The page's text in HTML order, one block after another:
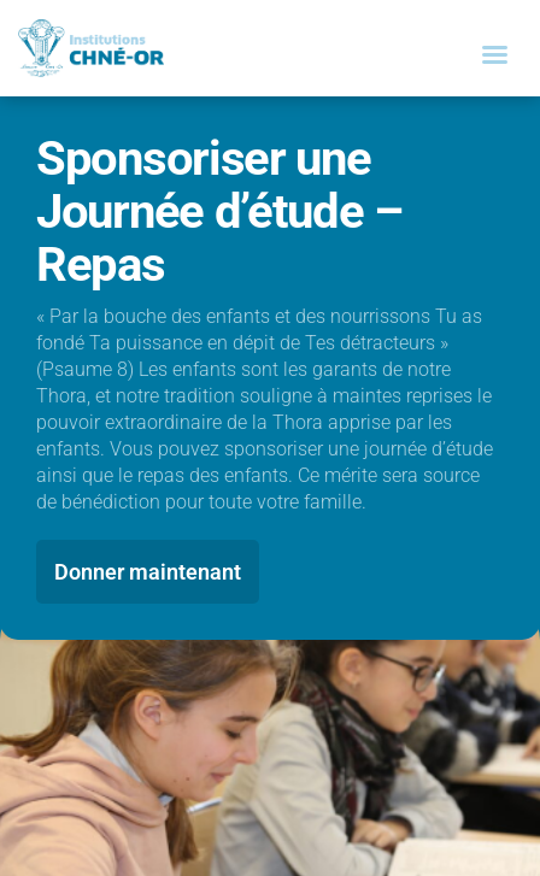
Sponsoriser une
Journée d’étude –
Repas
« Par la bouche des enfants et des nourrissons Tu as
fondé Ta puissance en dépit de Tes détracteurs »
(Psaume 8) Les enfants sont les garants de notre
Thora, et notre tradition souligne à maintes reprises le
pouvoir extraordinaire de la Thora apprise par les
enfants. Vous pouvez sponsoriser une journée d’étude
ainsi que le repas des enfants. Ce mérite sera source
de bénédiction pour toute votre famille.
Donner maintenant